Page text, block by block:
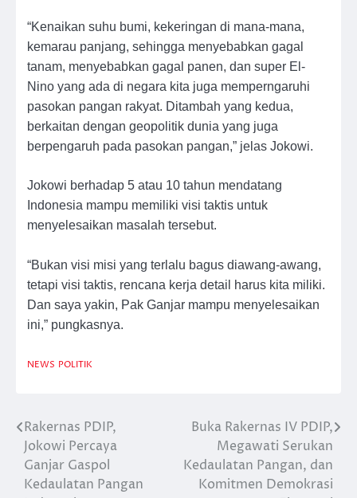
“Kenaikan suhu bumi, kekeringan di mana-mana,
kemarau panjang, sehingga menyebabkan gagal
tanam, menyebabkan gagal panen, dan super El-
Nino yang ada di negara kita juga memperngaruhi
pasokan pangan rakyat. Ditambah yang kedua,
berkaitan dengan geopolitik dunia yang juga
berpengaruh pada pasokan pangan,” jelas Jokowi.
Jokowi berhadap 5 atau 10 tahun mendatang
Indonesia mampu memiliki visi taktis untuk
menyelesaikan masalah tersebut.
“Bukan visi misi yang terlalu bagus diawang-awang,
tetapi visi taktis, rencana kerja detail harus kita miliki.
Dan saya yakin, Pak Ganjar mampu menyelesaikan
ini,” pungkasnya.
NEWS POLITIK
Post
navigation
Rakernas PDIP,
Jokowi Percaya
Ganjar Gaspol
Kedaulatan Pangan
Buka Rakernas IV PDIP,
Megawati Serukan
Kedaulatan Pangan, dan
Komitmen Demokrasi